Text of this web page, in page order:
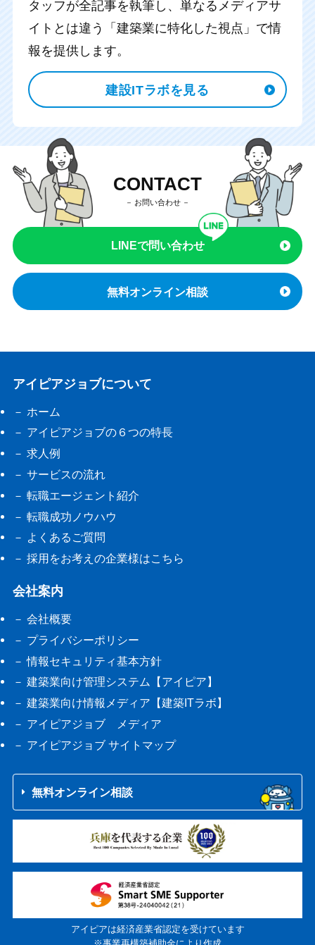
タッフが全記事を執筆し、単なるメディアサ
イトとは違う「建築業に特化した視点」で情
報を提供します。
建設ITラボを見る
CONTACT
お問い合わせ
LINEで問い合わせ
無料オンライン相談
アイピアジョブについて
ホーム
アイピアジョブの６つの特長
求人例
サービスの流れ
転職エージェント紹介
転職成功ノウハウ
よくあるご質問
採用をお考えの企業様はこちら
会社案内
会社概要
プライバシーポリシー
情報セキュリティ基本方針
建築業向け管理システム【アイピア】
建築業向け情報メディア【建築ITラボ】
アイピアジョブ メディア
アイピアジョブ サイトマップ
無料オンライン相談
アイピアは経済産業省認定を受けています